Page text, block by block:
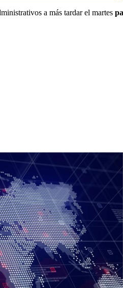
a más tardar el martes